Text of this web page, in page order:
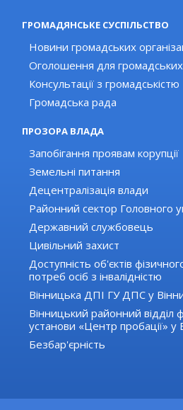
ГРОМАДЯНСЬКЕ СУСПІЛЬСТВО
Новини громадських
Оголошення для громадських
Консультації з громадськістю
Громадська рада
ПРОЗОРА ВЛАДА
Запобігання проявам корупції
Земельні питання
Децентралізація влади
Районний сектор Головного
Державний службовець
Цивільний захист
Доступність об'єктів
потреб осіб з інвалідністю
Вінницька ДПІ ГУ ДПС у
Вінницький районний відділ
установи «Центр пробації» у
Безбар'єрність